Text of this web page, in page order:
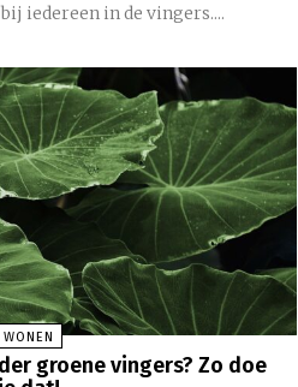
iedereen in de vingers....
WONEN
groene vingers? Zo doe